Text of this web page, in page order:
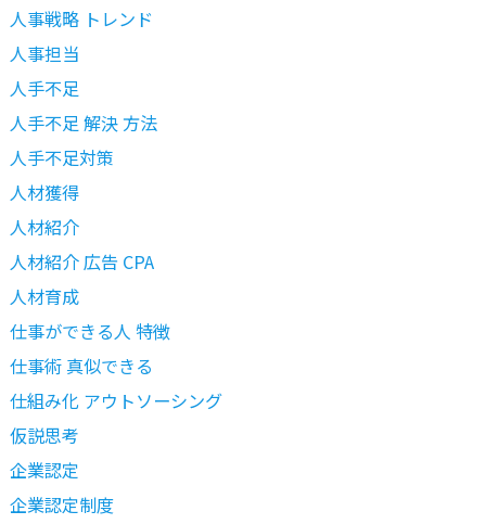
人事戦略 トレンド
人事担当
人手不足
人手不足 解決 方法
人手不足対策
人材獲得
人材紹介
人材紹介 広告 CPA
人材育成
仕事ができる人 特徴
仕事術 真似できる
仕組み化 アウトソーシング
仮説思考
企業認定
企業認定制度